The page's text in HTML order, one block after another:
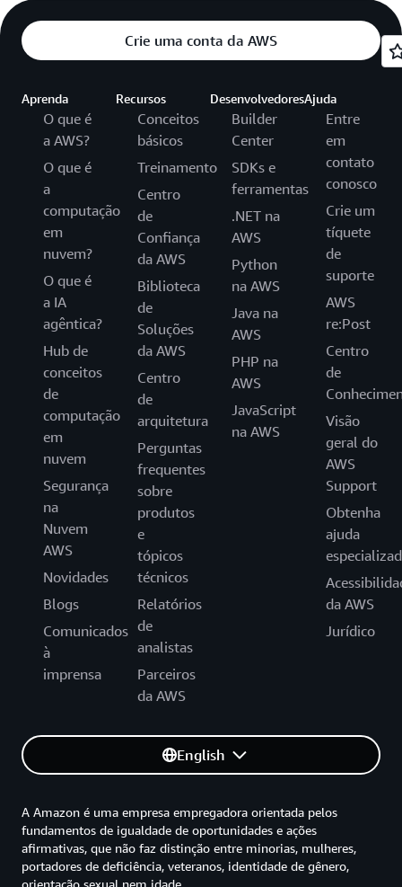
Crie uma conta da AWS
Aprenda
O que é
a AWS?
O que é
a
computação
em
nuvem?
O que é
a IA
agêntica?
Hub de
conceitos
de
computação
em
nuvem
Segurança
na
Nuvem
AWS
Novidades
Blogs
Comunicados
à
imprensa
Recursos
Conceitos
básicos
Treinamento
Centro
de
Confiança
da AWS
Biblioteca
de
Soluções
da AWS
Centro
de
arquitetura
Perguntas
frequentes
sobre
produtos
e
tópicos
técnicos
Relatórios
de
analistas
Parceiros
da AWS
Desenvolvedores
Builder
Center
SDKs e
ferramentas
.NET na
AWS
Python
na AWS
Java na
AWS
PHP na
AWS
JavaScript
na AWS
Ajuda
Entre
em
contato
conosco
Crie um
tíquete
de
suporte
AWS
re:Post
Centro
de
Visão
geral do
AWS
Support
Obtenha
ajuda
da AWS
Jurídico
English
A Amazon é uma empresa empregadora orientada pelos
fundamentos de igualdade de oportunidades e ações
afirmativas, que não faz distinção entre minorias, mulheres,
portadores de deficiência, veteranos, identidade de gênero,